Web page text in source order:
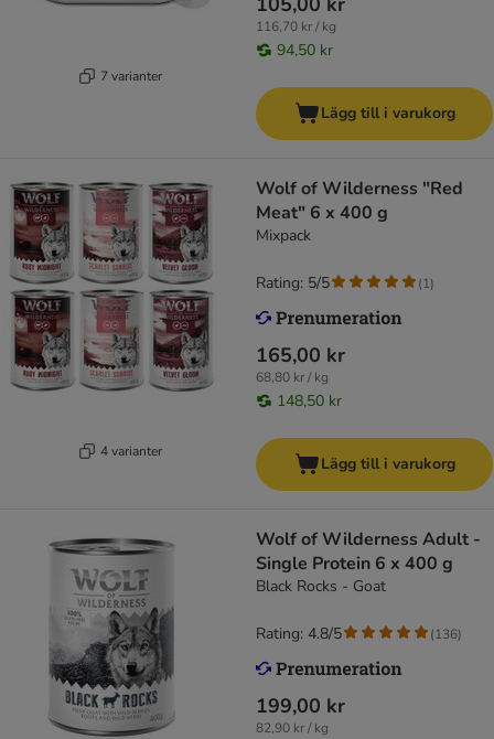
7 varianter
116,70 kr / kg
94,50 kr
Lägg till i varukorg
4 varianter
Wolf of Wilderness "Red
Meat" 6 x 400 g
Mixpack
165,00 kr
68,80 kr / kg
148,50 kr
Rating: 5/5 (1)
Lägg till i varukorg
Wolf of Wilderness Adult -
Single Protein 6 x 400 g
Black Rocks - Goat
199,00 kr
82,90 kr / kg
Rating: 4.8/5 (136)